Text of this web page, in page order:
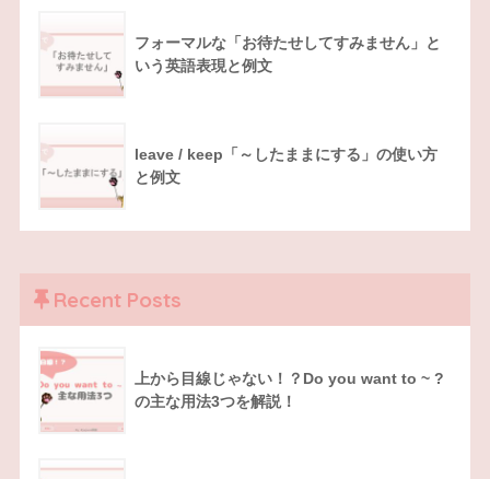
フォーマルな「お待たせしてすみません」と
いう英語表現と例文
leave / keep「～したままにする」の使い方
と例文
Recent Posts
上から目線じゃない！？Do you want to ~ ?
の主な用法3つを解説！